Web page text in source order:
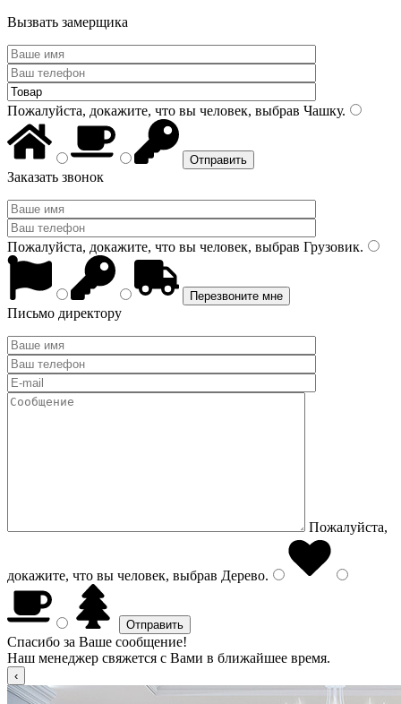
Вызвать замерщика
Пожалуйста, докажите, что вы человек, выбрав Чашку.
Заказать звонок
Пожалуйста, докажите, что вы человек, выбрав Грузовик.
Письмо директору
Пожалуйста,
докажите, что вы человек, выбрав Дерево.
Спасибо за Ваше сообщение!
Наш менеджер свяжется с Вами в ближайшее время.